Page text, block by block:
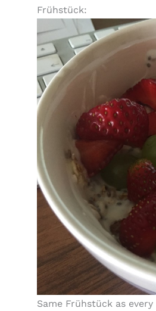
Frühstück:
Same Frühstück as every